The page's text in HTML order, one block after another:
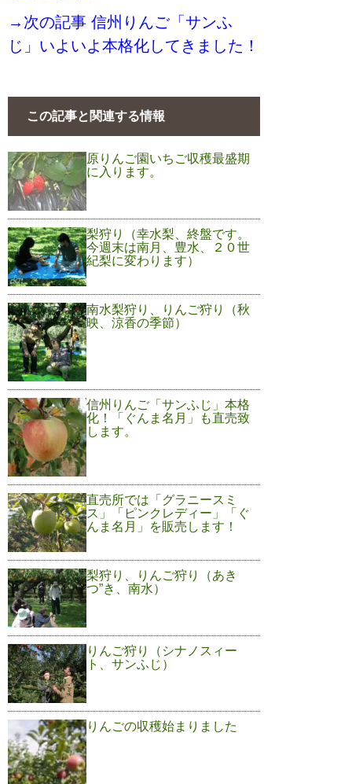
→次の記事 信州りんご「サンふ
じ」いよいよ本格化してきました！
この記事と関連する情報
原りんご園いちご収穫最盛期
に入ります。
梨狩り（幸水梨、終盤です。
今週末は南月、豊水、２０世
紀梨に変わります）
南水梨狩り、りんご狩り（秋
映、涼香の季節）
信州りんご「サンふじ」本格
化！「ぐんま名月」も直売致
します。
直売所では「グラニースミ
ス」「ピンクレディー」「ぐ
んま名月」を販売します！
梨狩り、りんご狩り（あき
つ”き、南水）
りんご狩り（シナノスィー
ト、サンふじ）
りんごの収穫始まりました